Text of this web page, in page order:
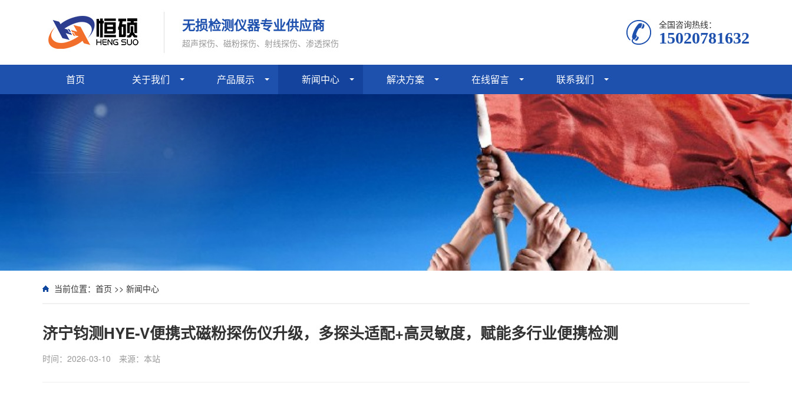
无损检测仪器专业供应商
超声探伤、磁粉探伤、射线探伤、渗透探伤
全国咨询热线：
15020781632
首页 关于我们 产品展示 新闻中心 解决方案 在线留言 联系我们
当前位置： 首页 >> 新闻中心
济宁钧测HYE-V便携式磁粉探伤仪升级，多探头适配+高灵敏度，赋能多行业便携检测
时间：2026-03-10 来源：本站